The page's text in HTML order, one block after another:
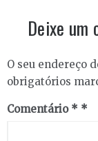
Deixe um
O seu endereço
obrigatórios
Comentário *